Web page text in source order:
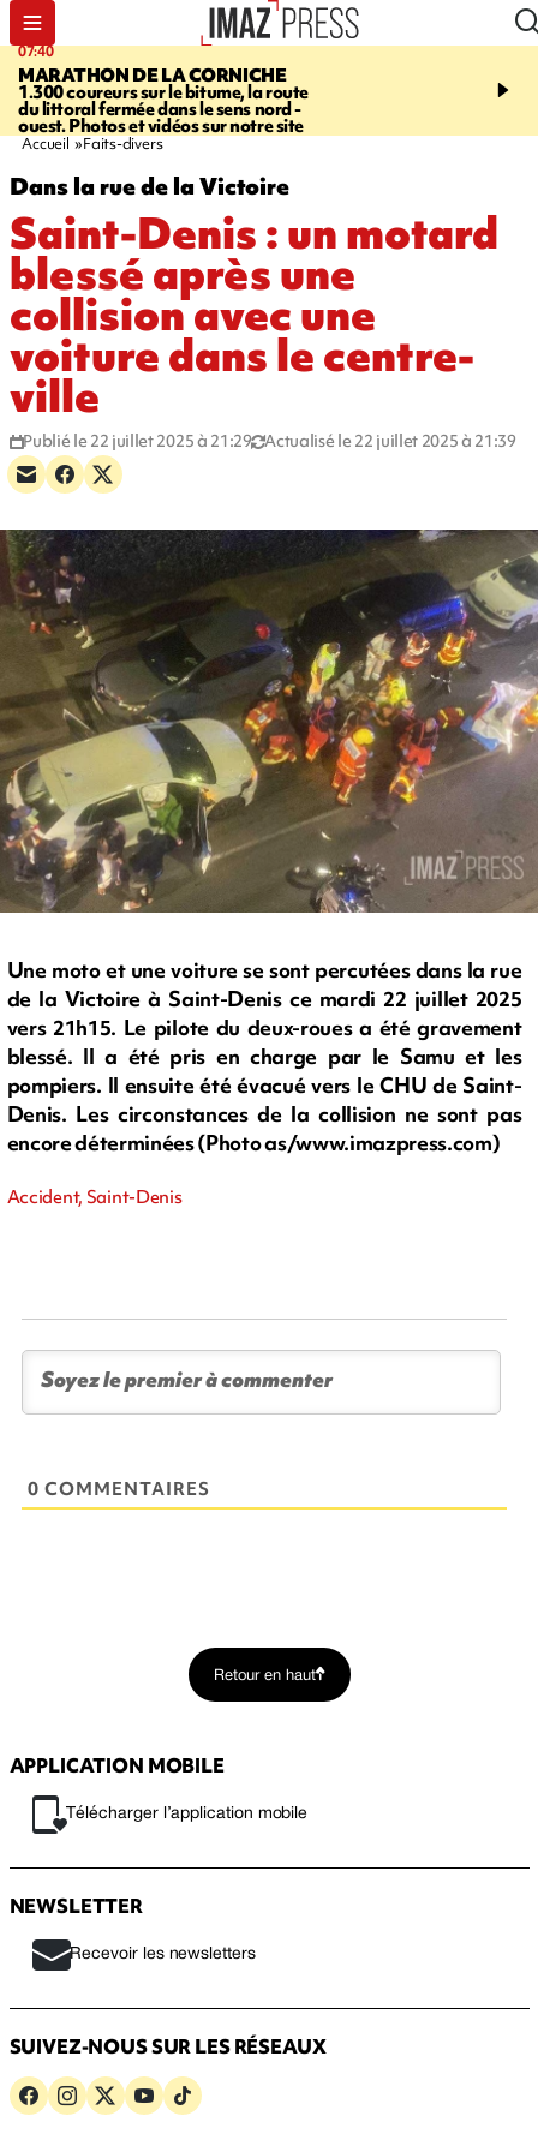
07:40
MARATHON DE LA CORNICHE
1.300 coureurs sur le bitume, la route
du littoral fermée dans le sens nord -
ouest. Photos et vidéos sur notre site
10:33
l’enfance - une
Accueil Faits-divers
Dans la rue de la Victoire
Saint-Denis : un motard
blessé après une
collision avec une
voiture dans le centre-
ville
Publié le 22 juillet 2025 à 21:29 Actualisé le 22 juillet 2025 à 21:39
Une moto et une voiture se sont percutées dans la rue
de la Victoire à Saint-Denis ce mardi 22 juillet 2025
vers 21h15. Le pilote du deux-roues a été gravement
blessé. Il a été pris en charge par le Samu et les
pompiers. Il ensuite été évacué vers le CHU de Saint-
Denis. Les circonstances de la collision ne sont pas
encore déterminées (Photo as/www.imazpress.com)
Accident, Saint-Denis
0 COMMENTAIRES
Retour en haut
APPLICATION MOBILE
Télécharger l’application mobile
NEWSLETTER
Recevoir les newsletters
SUIVEZ-NOUS SUR LES RÉSEAUX